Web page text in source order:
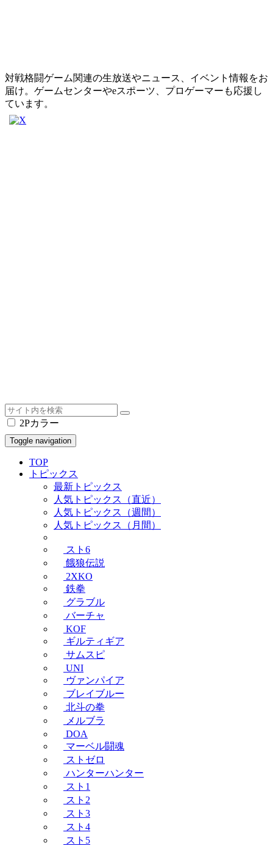
対戦格闘ゲーム関連の生放送やニュース、イベント情報をお
届け。ゲームセンターやeスポーツ、プロゲーマーも応援し
ています。
2Pカラー
Toggle navigation
TOP
トピックス
最新トピックス
人気トピックス（直近）
人気トピックス（週間）
人気トピックス（月間）
スト6
餓狼伝説
2XKO
鉄拳
グラブル
バーチャ
KOF
ギルティギア
サムスピ
UNI
ヴァンパイア
ブレイブルー
北斗の拳
メルブラ
DOA
マーベル闘魂
ストゼロ
ハンターハンター
スト1
スト2
スト3
スト4
スト5